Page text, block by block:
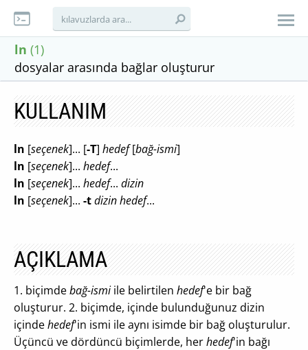
ln (1)
dosyalar arasında bağlar oluşturur
KULLANIM
ln [seçenek]... [-T] hedef[bağ-ismi]
ln [seçenek]... hedef...
ln [seçenek]... hedef... dizin
ln [seçenek]... -tdizin hedef...
AÇIKLAMA
1. biçimdebağ-ismiile belirtilen hedef'e bir bağ
oluşturur. 2. biçimde, içinde bulunduğunuz dizin
içindehedef'in ismi ile aynı isimde bir bağ oluşturulur.
Üçüncü ve dördüncü biçimlerde, herhedef'in bağı